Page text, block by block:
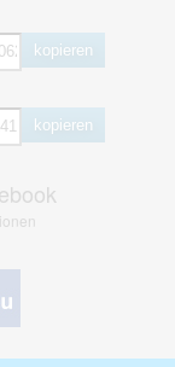
kopieren
kopieren